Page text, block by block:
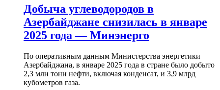
Добыча углеводородов в
Азербайджане снизилась в январе
2025 года — Минэнерго
По оперативным данным Министерства энергетики
Азербайджана, в январе 2025 года в стране было добыто
2,3 млн тонн нефти, включая конденсат, и 3,9 млрд
кубометров газа.